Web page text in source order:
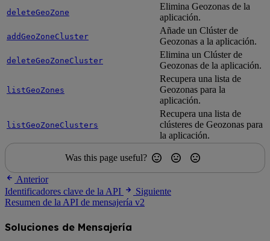
deleteGeoZone
Elimina Geozonas de la
aplicación.
addGeoZoneCluster
Añade un Clúster de
Geozonas a la aplicación.
deleteGeoZoneCluster
Elimina un Clúster de
Geozonas de la aplicación.
listGeoZones
Recupera una lista de
Geozonas para la
aplicación.
listGeoZoneClusters
Recupera una lista de
clústeres de Geozonas para
la aplicación.
Was this page useful?
Anterior
Identificadores clave de la API
Siguiente
Resumen de la API de mensajería v2
Soluciones de Mensajería